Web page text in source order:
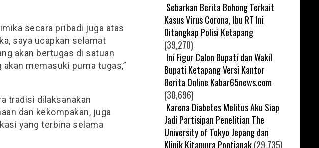
secara pribadi juga atas
saya ucapkan selamat
akan bertugas di satuan
memasuki purna tugas,”
tradisi dilaksanakan
dan kekompakan, juga
yang terbina selama
Sebarkan Berita Bohong Terkait
Kasus Virus Corona, Ibu RT Ini
Ditangkap Polisi Ketapang
(39,270)
Ini Figur Calon Bupati dan Wakil
Bupati Ketapang Versi Kantor
Berita Online Kabar65news.com
(30,696)
Karena Diabetes Melitus Aku Siap
Jadi Partisipan Penelitian The
University of Tokyo Jepang dan
Klinik Kitamura Pontianak (29,735)